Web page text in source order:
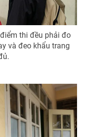
điện tử số 483/GP-BTTTT
Hạnh, Phạm Quốc Thắng,
897
thi đều phải đo
và đeo khẩu trang